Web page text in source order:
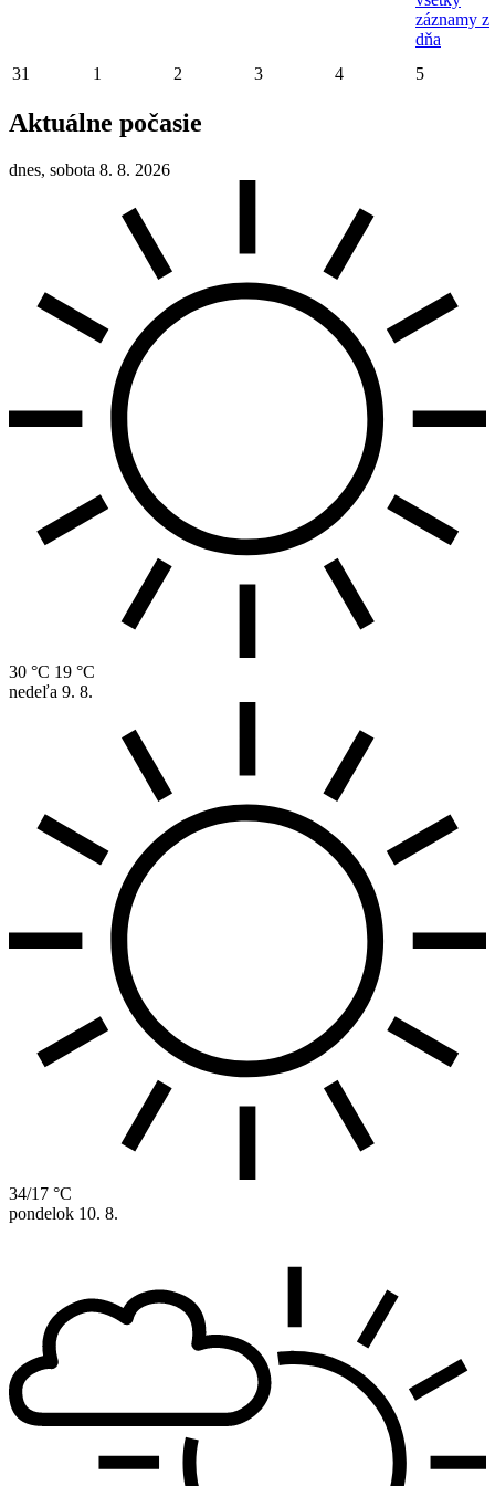
záznamy z
dňa
31
1 2 3 4 5
Aktuálne počasie
dnes, sobota 8. 8. 2026
30 °C 19 °C
nedeľa 9. 8.
34/17 °C
pondelok 10. 8.